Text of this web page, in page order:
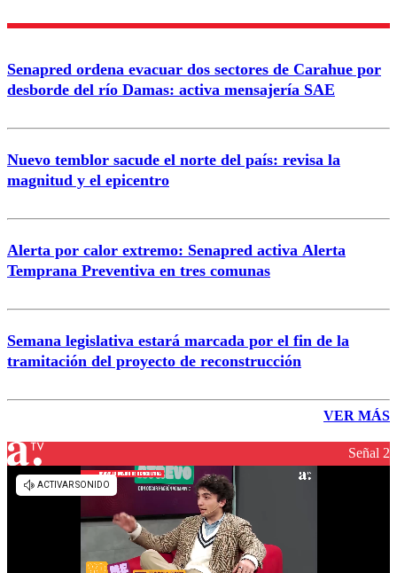
Enviar comentario
Senapred ordena evacuar dos sectores de Carahue por
desborde del río Damas: activa mensajería SAE
Nuevo temblor sacude el norte del país: revisa la
magnitud y el epicentro
Alerta por calor extremo: Senapred activa Alerta
Temprana Preventiva en tres comunas
Semana legislativa estará marcada por el fin de la
tramitación del proyecto de reconstrucción
VER MÁS
Señal 2